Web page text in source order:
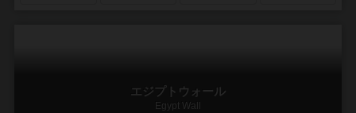
エジプトウォール
Egypt Wall